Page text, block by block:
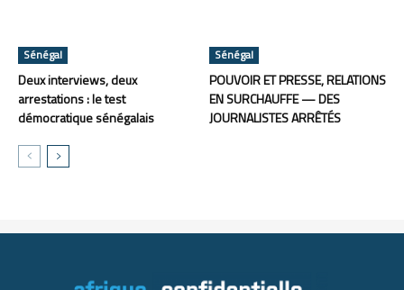
Sénégal
Deux interviews, deux
arrestations : le test
démocratique sénégalais
Sénégal
POUVOIR ET PRESSE, RELATIONS
EN SURCHAUFFE — DES
JOURNALISTES ARRÊTÉS